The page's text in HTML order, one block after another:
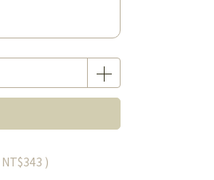
NT$343 )